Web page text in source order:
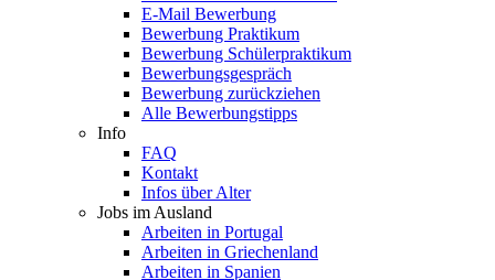
E-Mail Bewerbung
Bewerbung Praktikum
Bewerbung Schülerpraktikum
Bewerbungsgespräch
Bewerbung zurückziehen
Alle Bewerbungstipps
Info
FAQ
Kontakt
Infos über Alter
Jobs im Ausland
Arbeiten in Portugal
Arbeiten in Griechenland
Arbeiten in Spanien